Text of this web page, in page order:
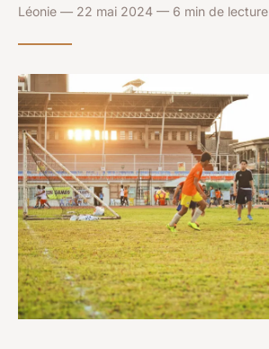
Léonie — 22 mai 2024 — 6 min de lecture